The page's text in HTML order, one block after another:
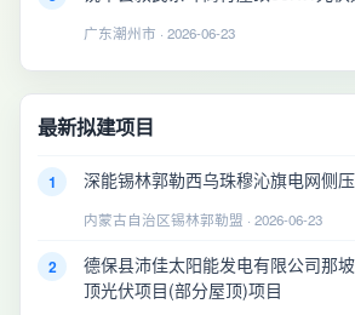
广东潮州市 · 2026-06-23
最新拟建项目
1 深能锡林郭勒西乌珠穆沁旗电网侧
内蒙古自治区锡林郭勒盟 · 2026-06-23
2
德保县沛佳太阳能发电有限公司那
顶光伏项目(部分屋顶)项目